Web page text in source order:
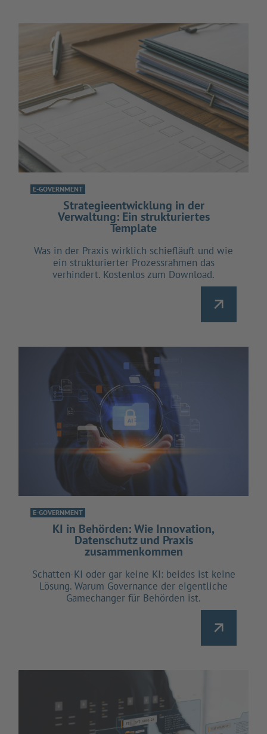
E-GOVERNMENT
Strategieentwicklung in der
Verwaltung: Ein strukturiertes
Template
Was in der Praxis wirklich schiefläuft und wie
ein strukturierter Prozessrahmen das
verhindert. Kostenlos zum Download.
E-GOVERNMENT
KI in Behörden: Wie Innovation,
Datenschutz und Praxis
zusammenkommen
Schatten-KI oder gar keine KI: beides ist keine
Lösung. Warum Governance der eigentliche
Gamechanger für Behörden ist.